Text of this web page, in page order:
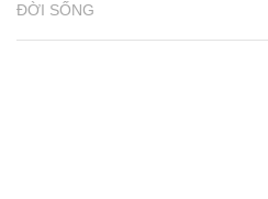
ĐỜI SỐNG